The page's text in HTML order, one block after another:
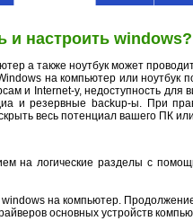
и настроить windows?
а также ноутбук может
на компьютер или ноутбук
и Internet-у, недоступность
и резервные backup-ы. При
весь потенциал вашего ПК
на логические разделы с
на компьютер.
основных устройств